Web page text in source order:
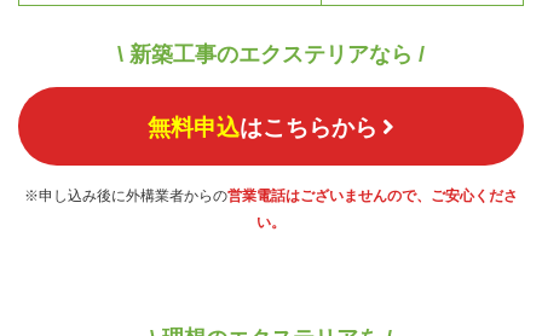
\ 新築工事のエクステリアなら /
無料申込はこちらから
※申し込み後に外構業者からの営業電話はございませんので、ご安心くださ
い。